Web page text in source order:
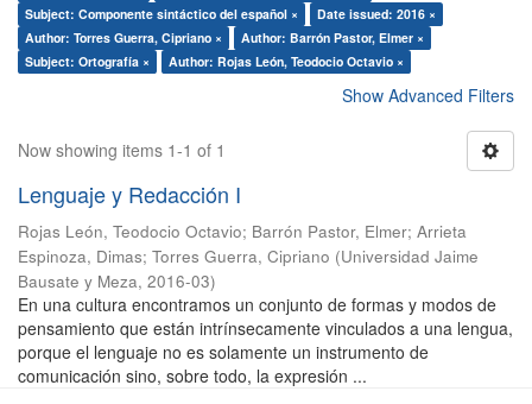
Subject: Componente sintáctico del español ×
Date issued: 2016 ×
Author: Torres Guerra, Cipriano ×
Author: Barrón Pastor, Elmer ×
Subject: Ortografía ×
Author: Rojas León, Teodocio Octavio ×
Show Advanced Filters
Now showing items 1-1 of 1
Lenguaje y Redacción I
Rojas León, Teodocio Octavio; Barrón Pastor, Elmer; Arrieta
Espinoza, Dimas; Torres Guerra, Cipriano (Universidad Jaime
Bausate y Meza, 2016-03)
En una cultura encontramos un conjunto de formas y modos de
pensamiento que están intrínsecamente vinculados a una lengua,
porque el lenguaje no es solamente un instrumento de
comunicación sino, sobre todo, la expresión ...